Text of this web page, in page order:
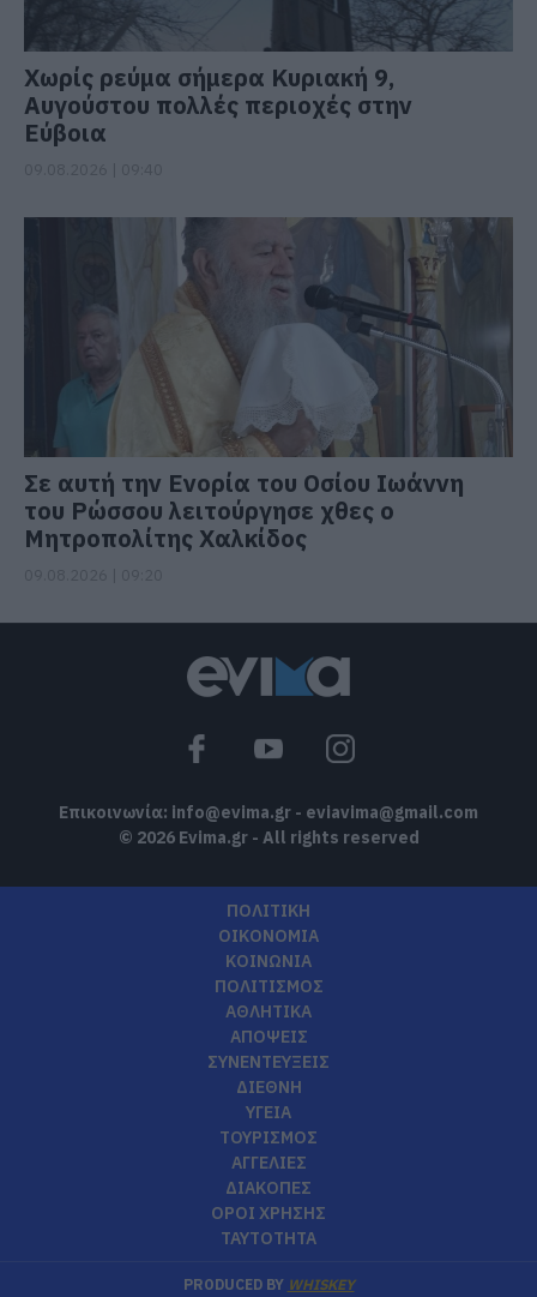
Χωρίς ρεύμα σήμερα Κυριακή 9,
Αυγούστου πολλές περιοχές στην
Εύβοια
Σε αυτή την Ενορία του Οσίου Ιωάννη
του Ρώσσου λειτούργησε χθες ο
Μητροπολίτης Χαλκίδος
Επικοινωνία: info@evima.gr - eviavima@gmail.com
© 2026 Evima.gr - All rights reserved
ΠΟΛΙΤΙΚΗ
ΟΙΚΟΝΟΜΙΑ
ΚΟΙΝΩΝΙΑ
ΠΟΛΙΤΙΣΜΟΣ
ΑΘΛΗΤΙΚΑ
ΑΠΟΨΕΙΣ
ΣΥΝΕΝΤΕΥΞΕΙΣ
ΔΙΕΘΝΗ
ΥΓΕΙΑ
ΤΟΥΡΙΣΜΟΣ
ΑΓΓΕΛΙΕΣ
ΔΙΑΚΟΠΕΣ
ΟΡΟΙ ΧΡΗΣΗΣ
ΤΑΥΤΟΤΗΤΑ
PRODUCED BY WHISKEY